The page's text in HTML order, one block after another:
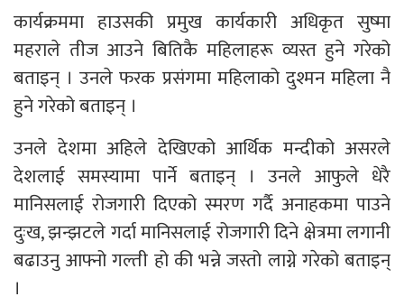
कार्यक्रममा हाउसकी प्रमुख कार्यकारी अधिकृत सुष्मा
महराले तीज आउने बितिकै महिलाहरू व्यस्त हुने गरेको
बताइन् । उनले फरक प्रसंगमा महिलाको दुश्मन महिला नै
हुने गरेको बताइन् ।
उनले देशमा अहिले देखिएको आर्थिक मन्दीको असरले
देशलाई समस्यामा पार्ने बताइन् । उनले आफुले धेरै
मानिसलाई रोजगारी दिएको स्मरण गर्दै अनाहकमा पाउने
दुःख, झन्झटले गर्दा मानिसलाई रोजगारी दिने क्षेत्रमा लगानी
बढाउनु आफ्नो गल्ती हो की भन्ने जस्तो लाग्ने गरेको बताइन्
।